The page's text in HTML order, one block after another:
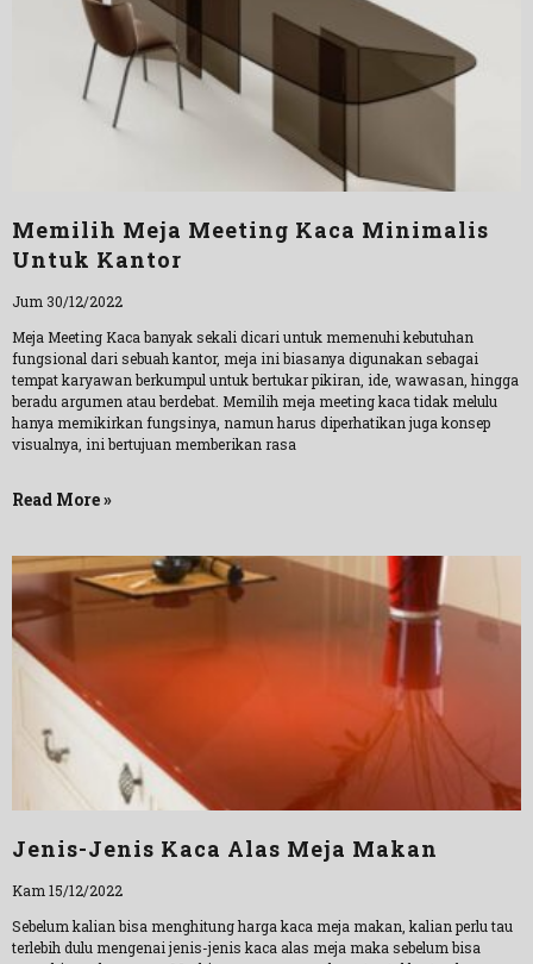
Memilih Meja Meeting Kaca Minimalis
Untuk Kantor
Jum 30/12/2022
Meja Meeting Kaca banyak sekali dicari untuk memenuhi kebutuhan
fungsional dari sebuah kantor, meja ini biasanya digunakan sebagai
tempat karyawan berkumpul untuk bertukar pikiran, ide, wawasan, hingga
beradu argumen atau berdebat. Memilih meja meeting kaca tidak melulu
hanya memikirkan fungsinya, namun harus diperhatikan juga konsep
visualnya, ini bertujuan memberikan rasa
Read More »
Jenis-Jenis Kaca Alas Meja Makan
Kam 15/12/2022
Sebelum kalian bisa menghitung harga kaca meja makan, kalian perlu tau
terlebih dulu mengenai jenis-jenis kaca alas meja maka sebelum bisa